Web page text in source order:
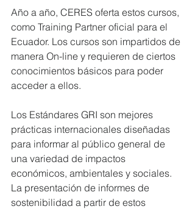
Año a año, CERES oferta estos cursos,
como Training Partner oficial para el
Ecuador. Los cursos son impartidos de
manera On-line y requieren de ciertos
conocimientos básicos para poder
acceder a ellos.
Los Estándares GRI son mejores
prácticas internacionales diseñadas
para informar al público general de
una variedad de impactos
económicos, ambientales y sociales.
La presentación de informes de
sostenibilidad a partir de estos